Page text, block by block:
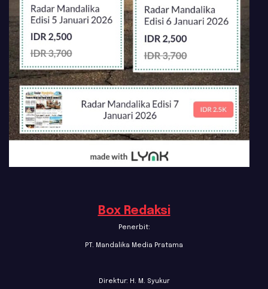
Box Redaksi
Penerbit:
PT. Mandalika Media Pratama
Direktur: H. M. Syukur